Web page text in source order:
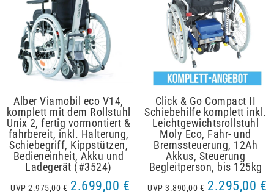
Alber Viamobil eco V14,
komplett mit dem Rollstuhl
Unix 2, fertig vormontiert &
fahrbereit, inkl. Halterung,
Schiebegriff, Kippstützen,
Bedieneinheit, Akku und
Ladegerät (#3524)
UVP 2.975,00 € 2.699,00 €
Click & Go Compact II
Schiebehilfe komplett inkl.
Leichtgewichtsrollstuhl
Moly Eco, Fahr- und
Bremssteuerung, 12Ah
Akkus, Steuerung
Begleitperson, bis 125kg
UVP 3.890,00 € 2.295,00 €